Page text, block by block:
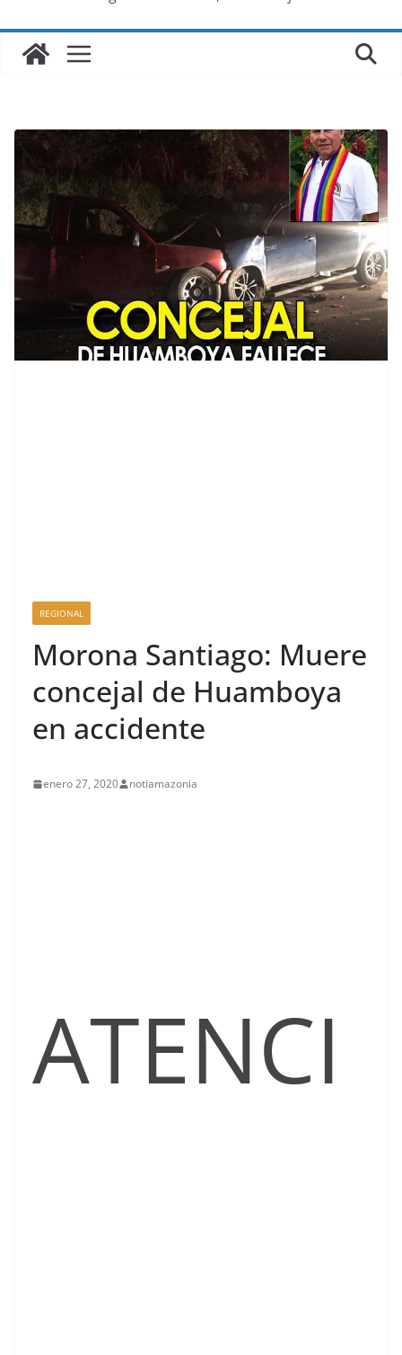
REGIONAL
Morona Santiago: Muere
concejal de Huamboya
en accidente
enero 27, 2020 notiamazonia
ATENCI